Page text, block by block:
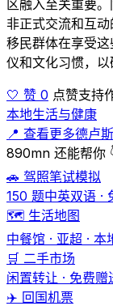
区融入至关重要
非正式交流和互动
移民群体在享受
仪和文化习惯，以
🤍 赞 0 点赞支持
本地生活与健康
📍 查看更多德卢
890mn 还能帮你
🚗 驾照笔试模拟
150 题中英双语 ·
🗺️ 生活地图
中餐馆 · 亚超 · 本
🛒 二手市场
闲置转让 · 免费赠
✈️ 回国机票